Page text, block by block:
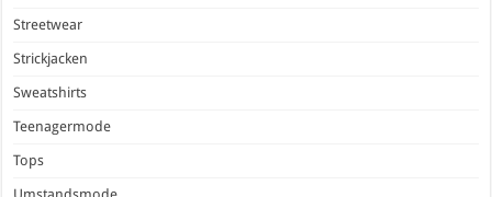
Streetwear
Strickjacken
Sweatshirts
Teenagermode
Tops